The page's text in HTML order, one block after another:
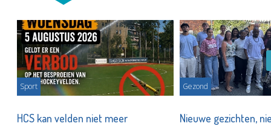
Sport
HCS kan velden niet meer
Gezond
Nieuwe gezichten,